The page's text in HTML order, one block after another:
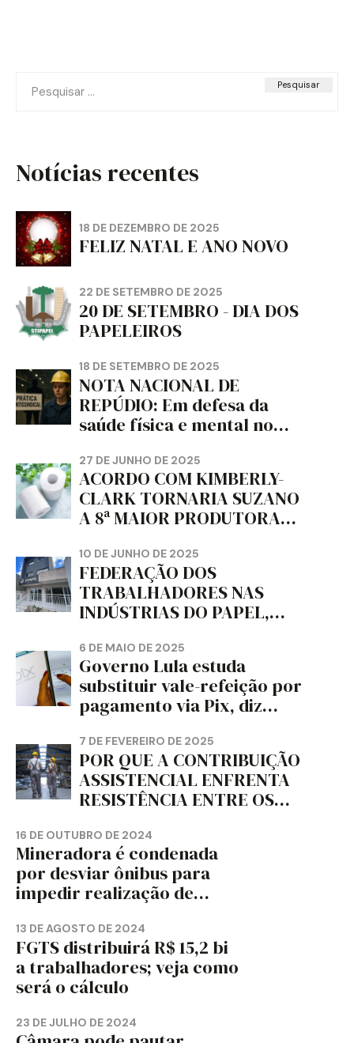
por:
Notícias recentes
18 DE DEZEMBRO DE 2025
FELIZ NATAL E ANO NOVO
22 DE SETEMBRO DE 2025
20 DE SETEMBRO - DIA DOS
PAPELEIROS
18 DE SETEMBRO DE 2025
NOTA NACIONAL DE
REPÚDIO: Em defesa da
saúde física e mental no
da dignidade sindical.
27 DE JUNHO DE 2025
ACORDO COM KIMBERLY-
CLARK TORNARIA SUZANO
A 8ª MAIOR PRODUTORA
MUNDO, DIZ FITCH
10 DE JUNHO DE 2025
FEDERAÇÃO DOS
TRABALHADORES NAS
INDÚSTRIAS DO PAPEL,
CORTIÇA E ARTEFATOS DE
PAPEL DO ESTADO DO
PARANÁ – FETRAPEL-PR
6 DE MAIO DE 2025
Governo Lula estuda
substituir vale-refeição por
pagamento via Pix, diz
7 DE FEVEREIRO DE 2025
POR QUE A CONTRIBUIÇÃO
ASSISTENCIAL ENFRENTA
RESISTÊNCIA ENTRE OS
16 DE OUTUBRO DE 2024
Mineradora é condenada
por desviar ônibus para
impedir realização de
13 DE AGOSTO DE 2024
FGTS distribuirá R$ 15,2 bi
a trabalhadores; veja como
será o cálculo
23 DE JULHO DE 2024